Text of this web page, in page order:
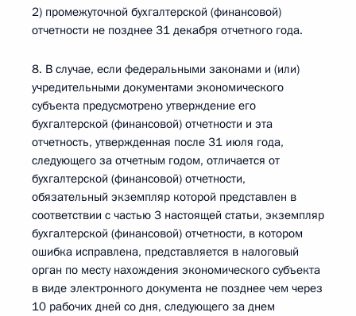
2) промежуточной бухгалтерской (финансовой)
отчетности не позднее 31 декабря отчетного года.
8. В случае, если федеральными законами и (или)
учредительными документами экономического
субъекта предусмотрено утверждение его
бухгалтерской (финансовой) отчетности и эта
отчетность, утвержденная после 31 июля года,
следующего за отчетным годом, отличается от
бухгалтерской (финансовой) отчетности,
обязательный экземпляр которой представлен в
соответствии с частью 3 настоящей статьи, экземпляр
бухгалтерской (финансовой) отчетности, в котором
ошибка исправлена, представляется в налоговый
орган по месту нахождения экономического субъекта
в виде электронного документа не позднее чем через
10 рабочих дней со дня, следующего за днем